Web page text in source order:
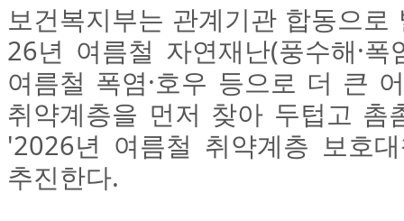
보건복지부는 관계기관 합동으
26년 여름철 자연재난(풍수해·
여름철 폭염·호우 등으로 더 큰
취약계층을 먼저 찾아 두텁고 촘
'2026년 여름철 취약계층 보호
추진한다.